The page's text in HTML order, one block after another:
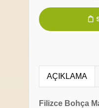
AÇIKLAMA
Filizce Bohça